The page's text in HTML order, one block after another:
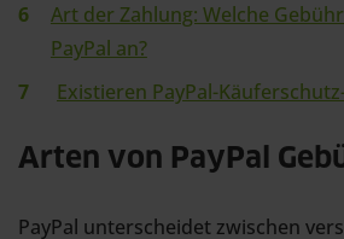
Art der Zahlung: Welche
PayPal an?
Existieren PayPal-
Arten von PayPal
PayPal unterscheidet zwischen